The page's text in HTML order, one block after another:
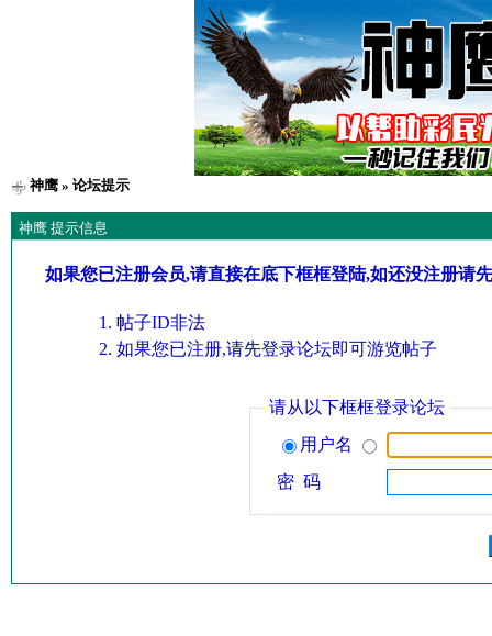
神鹰» 论坛提示
神鹰 提示信息
如果您已注册会员,请直接在底下框框登陆,如还没注册请
帖子ID非法
如果您已注册,请先登录论坛即可游览帖子
请从以下框框登录论坛
用户名
密 码